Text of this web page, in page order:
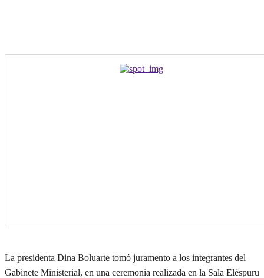
La presidenta Dina Boluarte tomó juramento a los integrantes del
Gabinete Ministerial, en una ceremonia realizada en la Sala Eléspuru